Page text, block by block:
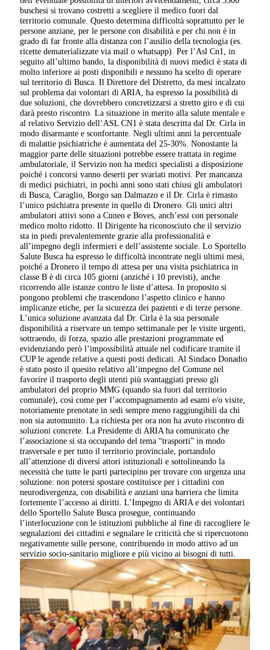
buschesi si trovano costretti a scegliere il medico fuori dal
territorio comunale. Questo determina difficoltà soprattutto per le
persone anziane, per le persone con disabilità e per chi non è in
grado di far fronte alla distanza con l’ausilio della tecnologia (es.
ricette dematerializzate via mail o whatsapp). Per l’Asl Cn1, in
seguito all’ultimo bando, la disponibilità di nuovi medici è stata di
molto inferiore ai posti disponibili e nessuno ha scelto di operare
sul territorio di Busca. Il Direttore del Distretto, da mesi incalzato
sul problema dai volontari di ARIA, ha espresso la possibilità di
due soluzioni, che dovrebbero concretizzarsi a stretto giro e di cui
darà presto riscontro. La situazione in merito alla salute mentale e
al relativo Servizio dell’ASL CN1 è stata descritta dal Dr. Cirla in
modo disarmante e sconfortante. Negli ultimi anni la percentuale
di malattie psichiatriche è aumentata del 25-30%. Nonostante la
maggior parte delle situazioni potrebbe essere trattata in regime
ambulatoriale, il Servizio non ha medici specialisti a disposizione
poiché i concorsi vanno deserti per svariati motivi. Per mancanza
di medici psichiatri, in pochi anni sono stati chiusi gli ambulatori
di Busca, Caraglio, Borgo san Dalmazzo e il Dr. Cirla è rimasto
l’unico psichiatra presente in quello di Dronero. Gli unici altri
ambulatori attivi sono a Cuneo e Boves, anch’essi con personale
medico molto ridotto. Il Dirigente ha riconosciuto che il servizio
sta in piedi prevalentemente grazie alla professionalità e
all’impegno degli infermieri e dell’assistente sociale. Lo Sportello
Salute Busca ha espresso le difficoltà incontrate negli ultimi mesi,
poiché a Dronero il tempo di attesa per una visita psichiatrica in
classe B è di circa 105 giorni (anziché i 10 previsti), anche
ricorrendo alle istanze contro le liste d’attesa. In proposito si
pongono problemi che trascendono l’aspetto clinico e hanno
implicanze etiche, per la sicurezza dei pazienti e di terze persone.
L’unica soluzione avanzata dal Dr. Cirla è la sua personale
disponibilità a riservare un tempo settimanale per le visite urgenti,
sottraendo, di forza, spazio alle prestazioni programmate ed
evidenziando però l’impossibilità attuale nel codificare tramite il
CUP le agende relative a questi posti dedicati. Al Sindaco Donadio
è stato posto il quesito relativo all’impegno del Comune nel
favorire il trasporto degli utenti più svantaggiati presso gli
ambulatori del proprio MMG (quando sia fuori dal territorio
comunale), così come per l’accompagnamento ad esami e/o visite,
notoriamente prenotate in sedi sempre meno raggiungibili da chi
non sia automunito. La richiesta per ora non ha avuto riscontro di
soluzioni concrete. La Presidente di ARIA ha comunicato che
l’associazione si sta occupando del tema “trasporti” in modo
trasversale e per tutto il territorio provinciale, portandolo
all’attenzione di diversi attori istituzionali e sottolineando la
necessità che tutte le parti partecipino per trovare con urgenza una
soluzione: non potersi spostare costituisce per i cittadini con
neurodivergenza, con disabilità e anziani una barriera che limita
fortemente l’accesso ai diritti. L’Impegno di ARIA e dei volontari
dello Sportello Salute Busca prosegue, continuando
l’interlocuzione con le istituzioni pubbliche al fine di raccogliere le
segnalazioni dei cittadini e segnalare le criticità che si ripercuotono
negativamente sulle persone, contribuendo in modo attivo ad un
servizio socio-sanitario migliore e più vicino ai bisogni di tutti.